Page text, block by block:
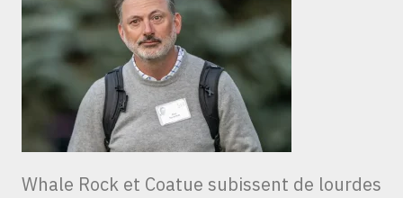
Whale Rock et Coatue subissent de lourdes